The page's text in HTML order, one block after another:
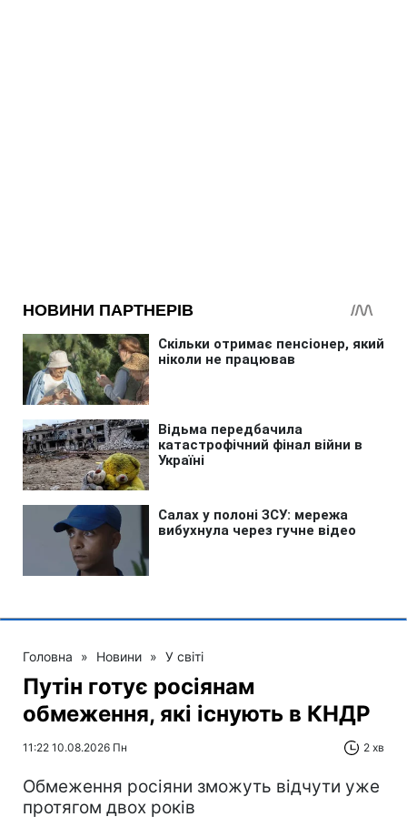
Головна » Новини » У світі
Путін готує росіянам
обмеження, які існують в КНДР
11:22 10.08.2026 Пн 2 хв
Обмеження росіяни зможуть відчути уже
протягом двох років